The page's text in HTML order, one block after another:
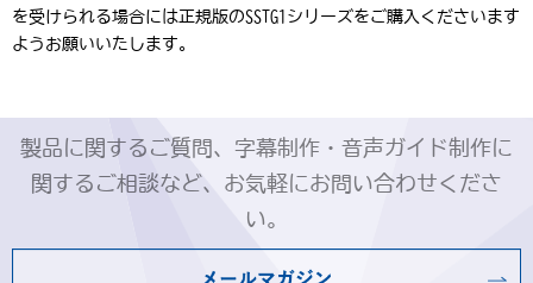
を受けられる場合には正規版のSSTG1シリーズをご購入くださいます
ようお願いいたします。
製品に関するご質問、字幕制作・音声ガイド制作に
関するご相談など、お気軽にお問い合わせくださ
い。